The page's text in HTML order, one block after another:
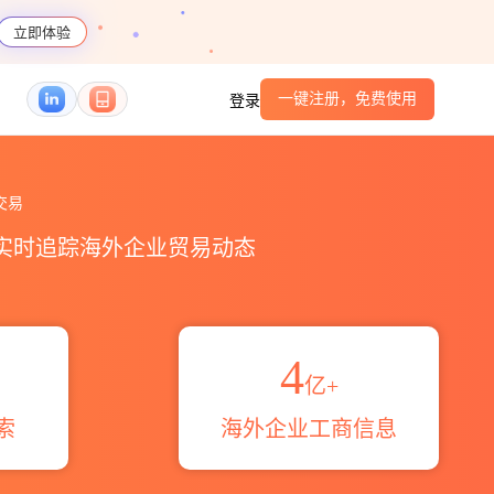
立即体验
登录 一键注册，免费使用
易
时追踪海外企业贸易动态
4亿+
海外企业工商信息